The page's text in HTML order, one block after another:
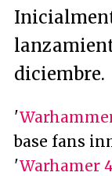
diciembre.
'
base fans
'Warhamer